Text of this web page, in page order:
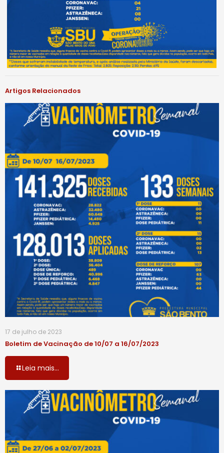
Artigos Relacionados
17 de julho de 2023
Boletim de Vacinação de 10/07 a 16/07/2023
Leia mais...